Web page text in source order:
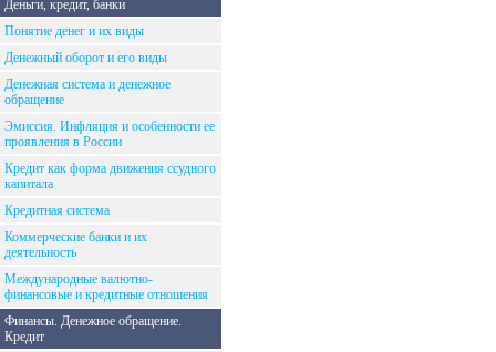
Деньги, кредит, банки
Понятие денег и их виды
Денежный оборот и его виды
Денежная система и денежное
обращение
Эмиссия. Инфляция и особенности ее
проявления в России
Кредит как форма движения ссудного
капитала
Кредитная система
Коммерческие банки и их
деятельность
Международные валютно-
финансовые и кредитные отношения
Финансы. Денежное обращение.
Кредит